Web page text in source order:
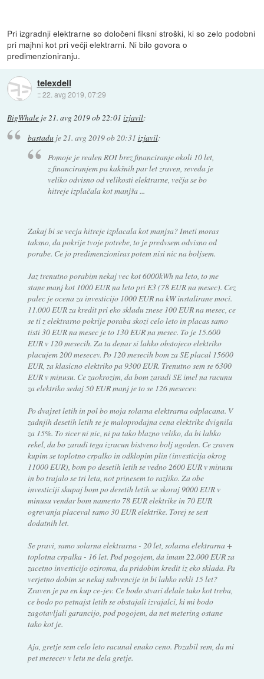
Pri izgradnji elektrarne so določeni fiksni stroški, ki so zelo podobni
pri majhni kot pri večji elektrarni. Ni bilo govora o
predimenzioniranju.
telexdell
::22. avg 2019, 07:29
BigWhale je21. avg 2019 ob 22:01 izjavil:
bastaduje21. avg 2019 ob 20:31 izjavil:
Pomoje je realen ROI brez financiranje okoli 10 let,
z financiranjem pa kakšnih par let zraven, seveda je
veliko odvisno od velikosti elektrarne, večja se bo
hitreje izplačala kot manjša ...
Zakaj bi se vecja hitreje izplacala kot manjsa? Imeti moras
taksno, da pokrije tvoje potrebe, to je predvsem odvisno od
porabe. Ce jo predimenzioniras potem nisi nic na boljsem.
Jaz trenutno porabim nekaj vec kot 6000kWh na leto, to me
stane manj kot 1000 EUR na leto pri E3 (78 EUR na mesec). Cez
palec je ocena za investicijo 1000 EUR na kW instalirane moci.
11.000 EUR za kredit pri eko skladu znese 100 EUR na mesec, ce
se ti z elektrarno pokrije poraba skozi celo leto in placas samo
tisti 30 EUR na mesec je to 130 EUR na mesec. To je 15.600
EUR v 120 mesecih. Za ta denar si lahko obstojeco elektriko
placujem 200 mesecev. Po 120 mesecih bom za SE placal 15600
EUR, za klasicno elektriko pa 9300 EUR. Trenutno sem se 6300
EUR v minusu. Ce zaokrozim, da bom zaradi SE imel na racunu
za elektriko sedaj 50 EUR manj je to se 126 mesecev.
Po dvajset letih in pol bo moja solarna elektrarna odplacana. V
zadnjih desetih letih se je maloprodajna cena elektrike dvignila
za 15%. To sicer ni nic, ni pa tako blazno veliko, da bi lahko
rekel, da bo zaradi tega izracun bistveno bolj ugoden. Ce zraven
kupim se toplotno crpalko in odklopim plin (investicija okrog
11000 EUR), bom po desetih letih se vedno 2600 EUR v minusu
in bo trajalo se tri leta, not prinesem to razliko. Za obe
investiciji skupaj bom po desetih letih se skoraj 9000 EUR v
minusu vendar bom namesto 78 EUR elektrike in 70 EUR
ogrevanja placeval samo 30 EUR elektrike. Torej se sest
dodatnih let.
Se pravi, samo solarna elektrarna - 20 let, solarna elektrarna +
toplotna crpalka - 16 let. Pod pogojem, da imam 22.000 EUR za
zacetno investicijo oziroma, da pridobim kredit iz eko sklada. Pa
verjetno dobim se nekaj subvencije in bi lahko rekli 15 let?
Zraven je pa en kup ce-jev. Ce bodo stvari delale tako kot treba,
ce bodo po petnajst letih se obstajali izvajalci, ki mi bodo
zagotavljali garancijo, pod pogojem, da net metering ostane
tako kot je.
Aja, gretje sem celo leto racunal enako ceno. Pozabil sem, da mi
pet mesecev v letu ne dela gretje.